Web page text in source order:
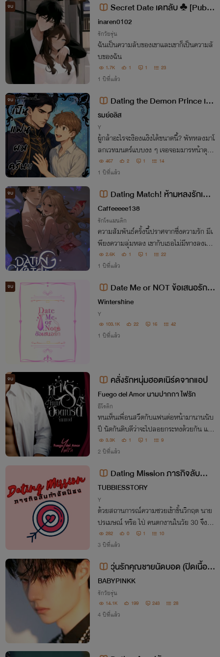
จบ
Secret Date เดทลับ ♣️ [Public
ation Tale]
inaren0102
รักวัยรุ่น
ฉันเป็นความลับของเขาและเขาก็เป็นความลั
บของฉัน
1.7K 1 1 23
1 ปีที่แล้ว
จบ
Dating the Demon Prince เจ้า
ชายปีศาจคนนี้...เป็นแฟนผมครับ!
รมย์อลิส
Y
ผู้กล้าอะไรจะง๊องแง๊งได้ขนาดนี้? พัทหลงมาโ
ลกเวทมนตร์แบบงง ๆ เจอจอมมารหน้าดุสุ
ดหล่อที่ชอบทำข้าวกล่องให้ทุกวัน แถมยังหึ
งเก่งกว่าปีศาจทั้งกองทัพ!?
467 2 1 14
1 ปีที่แล้ว
จบ
Dating Match! ห้ามหลงรักเพื่อ
น (18+)
Caffeeeee138
รักโรแมนติก
ความสัมพันธ์ครั้งนี้ปราศจากซึ่งความรัก มีเ
พียงความลุ่มหลง เขากับเธอไม่มีทางลงเอย
กันได้ แม้ว่าจะชอบกันมากแค่ไหนก็ตาม แล้ว
มันจะเป็นยังไงเมื่อวันนึงความรู้สึกนั้นดันไป
2.6K 1 1 22
1 ปีที่แล้ว
จบ
Date Me or NOT ข้อเสนอรัก
(Omegaverse) มีE-book
Wintershine
Y
103.1K 22 16 42
1 ปีที่แล้ว
จบ คลั่งรักหนุ่มฮอตเนิร์ดจากแอป
Fuego del Amor นามปากกา ไฟรัก
อีโรติก
ทนเห็นเพื่อนสวีตกับแฟนต่อหน้ามานานนับ
ปี นัดกันดิบดีว่าจะไปลอยกระทงด้วยกัน แต่เ
มื่อถึงวันกลับถูกเพื่อนเทไปกับผู้ คนที่เหงาแ
ละไร้คู่ทำได้เพียงนัดใครสักคนจากแอปตาม
3.3K 1 1 9
2 ปีที่แล้ว
Dating Mission ภารกิจลับกำจั
ดปีชง
TUBBIESSTORY
Y
ด้วยสถานการณ์ความซวยเข้าขั้นวิกฤต นาย
ปรเมษณ์ หรือ ไป่ คนตกงานในวัย 30 จึงเข้
าร่วมรายการหาคู่ เพื่อตามหาคู่แท้ของเขาที่จ
ะมาช่วยต่อชะตาชีวิตตามคำทำนายของหมอดู
282 0 1 10
3 ปีที่แล้ว
วุ่นรักคุณชายนัดบอด (ปิดเนื้อห
าไม่อัพแล้วค่ะ)
ฺBABYPINKK
รักวัยรุ่น
14.1K 199 243 28
4 ปีที่แล้ว